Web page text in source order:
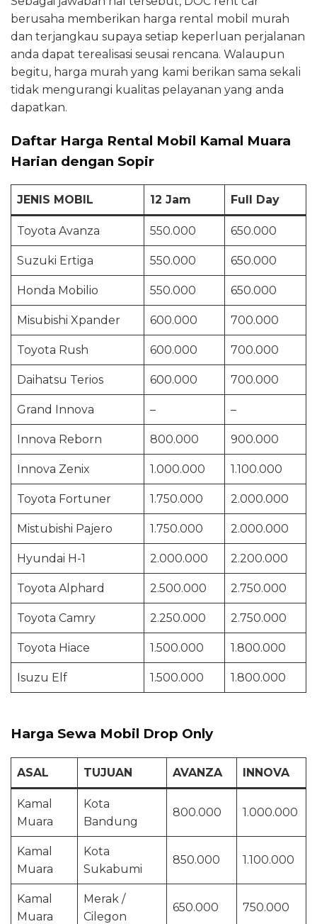
berusaha memberikan harga rental mobil murah
dan terjangkau supaya setiap keperluan perjalanan
anda dapat terealisasi seusai rencana. Walaupun
begitu, harga murah yang kami berikan sama sekali
tidak mengurangi kualitas pelayanan yang anda
dapatkan.
Daftar Harga Rental Mobil Kamal Muara
Harian dengan Sopir
JENIS MOBIL 12 Jam Full Day
Toyota Avanza 550.000 650.000
Suzuki Ertiga 550.000 650.000
Honda Mobilio 550.000 650.000
Misubishi Xpander 600.000 700.000
Toyota Rush 600.000 700.000
Daihatsu Terios 600.000 700.000
Grand Innova – –
Innova Reborn 800.000 900.000
Innova Zenix 1.000.000 1.100.000
Toyota Fortuner 1.750.000 2.000.000
Mistubishi Pajero 1.750.000 2.000.000
Hyundai H-1 2.000.000 2.200.000
Toyota Alphard 2.500.000 2.750.000
Toyota Camry 2.250.000 2.750.000
Toyota Hiace 1.500.000 1.800.000
Isuzu Elf 1.500.000 1.800.000
Harga Sewa Mobil Drop Only
ASAL TUJUAN AVANZA INNOVA
Kamal
Muara
Kota
Bandung
800.000 1.000.000
Kamal
Muara
Kota
Sukabumi
850.000 1.100.000
Kamal
Muara
Merak /
Cilegon
650.000 750.000